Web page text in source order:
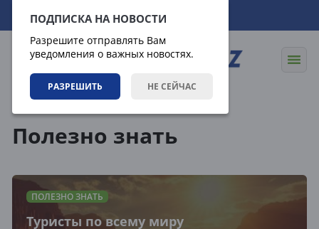
ПОДПИСКА НА НОВОСТИ
Разрешите отправлять Вам
уведомления о важных новостях.
РАЗРЕШИТЬ НЕ СЕЙЧАС
07.08.2026 18:44:04
Полезно знать
ПОЛЕЗНО ЗНАТЬ
Туристы по всему миру